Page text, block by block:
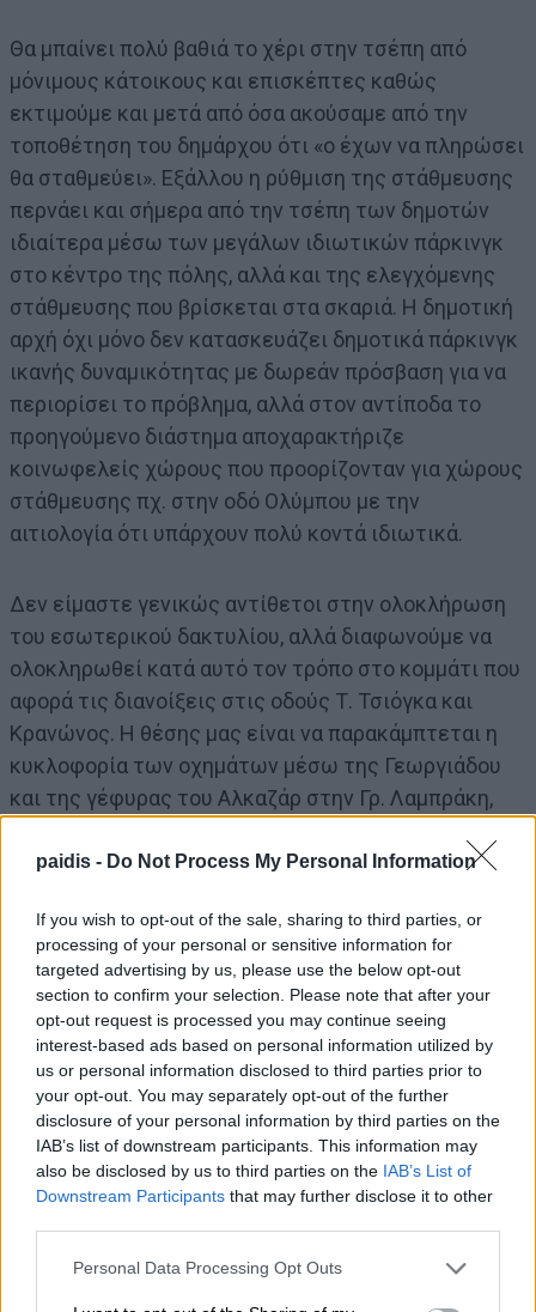
paidis - Do Not Process My Personal Information
If you wish to opt-out of the sale, sharing to third parties, or
processing of your personal or sensitive information for
targeted advertising by us, please use the below opt-out
section to confirm your selection. Please note that after your
opt-out request is processed you may continue seeing
interest-based ads based on personal information utilized by
us or personal information disclosed to third parties prior to
your opt-out. You may separately opt-out of the further
disclosure of your personal information by third parties on the
IAB’s list of downstream participants. This information may
also be disclosed by us to third parties on the IAB’s List of
Downstream Participants that may further disclose it to other
Personal Data Processing Opt Outs
Θα μπαίνει πολύ βαθιά το χέρι στην τσέπη από
μόνιμους κάτοικους και επισκέπτες καθώς
εκτιμούμε και μετά από όσα ακούσαμε από την
τοποθέτηση του δημάρχου ότι «ο έχων να πληρώσει
θα σταθμεύει». Εξάλλου η ρύθμιση της στάθμευσης
περνάει και σήμερα από την τσέπη των δημοτών
ιδιαίτερα μέσω των μεγάλων ιδιωτικών πάρκινγκ
στο κέντρο της πόλης, αλλά και της ελεγχόμενης
στάθμευσης που βρίσκεται στα σκαριά. Η δημοτική
αρχή όχι μόνο δεν κατασκευάζει δημοτικά πάρκινγκ
ικανής δυναμικότητας με δωρεάν πρόσβαση για να
περιορίσει το πρόβλημα, αλλά στον αντίποδα το
προηγούμενο διάστημα αποχαρακτήριζε
κοινωφελείς χώρους που προορίζονταν για χώρους
στάθμευσης πχ. στην οδό Ολύμπου με την
αιτιολογία ότι υπάρχουν πολύ κοντά ιδιωτικά.
Δεν είμαστε γενικώς αντίθετοι στην ολοκλήρωση
του εσωτερικού δακτυλίου, αλλά διαφωνούμε να
ολοκληρωθεί κατά αυτό τον τρόπο στο κομμάτι που
αφορά τις διανοίξεις στις οδούς Τ. Τσιόγκα και
Κρανώνος. Η θέσης μας είναι να παρακάμπτεται η
κυκλοφορία των οχημάτων μέσω της Γεωργιάδου
και της γέφυρας του Αλκαζάρ στην Γρ. Λαμπράκη,
πόλης στον κυκλικό κόμβο της ΔΕΥΑΛ.
Όσον αφορά τις παρεμβάσεις στην Κρανώνος δεν
διαφωνούμε να γίνουν αναπλάσεις και δρόμος ήπιας
κυκλοφορίας, αλλά να μην καταστραφεί το πάρκο
που υπάρχει, να αναβαθμιστεί η παιδική χαρά και
φυσικά να ανακατασκευαστεί και να βελτιωθεί το
γήπεδο 5Χ5 όπισθεν του 8ου Γυμνασίου, ώστε να
είναι απόλυτα λειτουργικό για τις ανάγκες του
σχολείου και των κατοίκων της συνοικίας.
Καλούμε τους κατοίκους της περιοχής και συνολικά
το λαό της πόλης να βγάλει τα συμπεράσματά του